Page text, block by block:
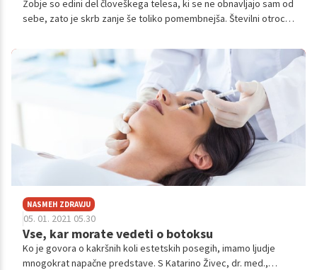
Zobje so edini del človeškega telesa, ki se ne obnavljajo sam od
sebe, zato je skrb zanje še toliko pomembnejša. Številni otroci
te navade zgodaj v življenju vam bo prihranila marsikatero
bolečino in neprijeten obisk zobozdravnika. Pa ste prepričani,
da veste vse o pravilnem umivanju zob?
NASMEH ZDRAVJU
05. 01. 2021 05.30
Vse, kar morate vedeti o botoksu
Ko je govora o kakršnih koli estetskih posegih, imamo ljudje
mnogokrat napačne predstave. S Katarino Živec, dr. med.,